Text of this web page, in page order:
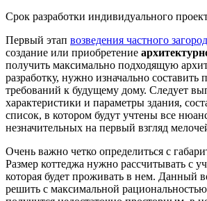
Срок разработки индивидуального
Первый этап возведения частного
создание или приобретение
получить максимально подходящую
разработку, нужно изначально составить
требований к будущему дому. Следует
характеристики и параметры здания,
список, в котором будут учтены все
незначительных на первый взгляд
Очень важно четко определиться с
Размер коттеджа нужно рассчитывать с
которая будет проживать в нем. Данный
решить с максимальной